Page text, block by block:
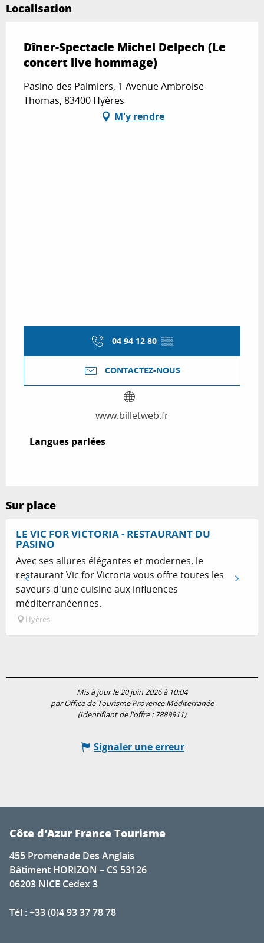
Localisation
Dîner-Spectacle Michel Delpech (Le
concert live hommage)
Pasino des Palmiers, 1 Avenue Ambroise
Thomas, 83400 Hyères
M'y rendre
04 94 12 80 ▒▒
CONTACTEZ-NOUS
www.billetweb.fr
Langues parlées
Langues parlées
Sur place
LE VIC FOR VICTORIA - RESTAURANT DU
PASINO
Avec ses allures élégantes et modernes, le
restaurant Vic for Victoria vous offre toutes les
saveurs d'une cuisine aux influences
méditerranéennes.
Hyères
Mis à jour le 20 juin 2026 à 10:04
par Office de Tourisme Provence Méditerranée
(Identifiant de l'offre : 7889911)
Signaler une erreur
Côte d'Azur France Tourisme
455 Promenade Des Anglais
Bâtiment HORIZON – CS 53126
06203 NICE Cedex 3
Tél : +33 (0)4 93 37 78 78